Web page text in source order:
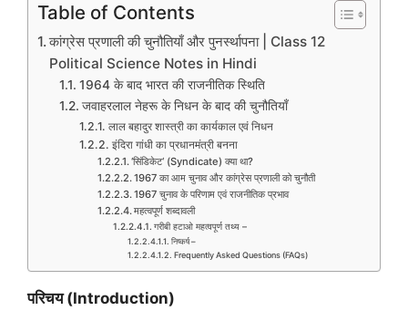
Table of Contents
कांग्रेस प्रणाली की चुनौतियाँ और पुनर्स्थापना | Class 12
Political Science Notes in Hindi
1964 के बाद भारत की राजनीतिक स्थिति
जवाहरलाल नेहरू के निधन के बाद की चुनौतियाँ
लाल बहादुर शास्त्री का कार्यकाल एवं निधन
इंदिरा गांधी का प्रधानमंत्री बनना
‘सिंडिकेट‘ (Syndicate) क्या था?
1967 का आम चुनाव और कांग्रेस प्रणाली को चुनौती
1967 चुनाव के परिणाम एवं राजनीतिक प्रभाव
महत्वपूर्ण शब्दावली
गरीबी हटाओ महत्वपूर्ण तथ्य –
निष्कर्ष –
Frequently Asked Questions (FAQs)
परिचय (Introduction)